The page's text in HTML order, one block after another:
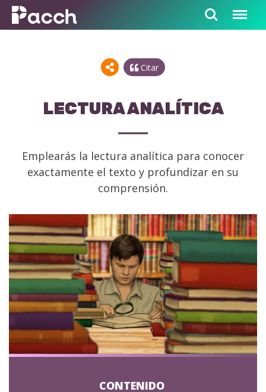
Citar
LECTURA ANALÍTICA
Emplearás la lectura analítica para conocer
exactamente el texto y profundizar en su
comprensión.